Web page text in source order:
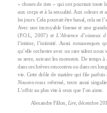
« choses de rien » qui ont pourtant toute
aux corps et à la sexualité. Aux odeurs et
les jours. Cela pourrait être banal, cela ne
Avec une incroyable finesse et une
(P.O.L, 2007) et L’Absence d’oiseaux
l’intime, l’intimité. Aussi romanesques
qu’elle orchestre avec un rare talent
se serre, suivant les moments. De temps
dans ces brèves rencontres ou dans ces
vie. Cette drôle de matière qui file
Nouons-nousrefermé, texte aussi
L’offrir au plus vite à ceux que l’on aime.
Alexandre Fillon, Lire, décembre